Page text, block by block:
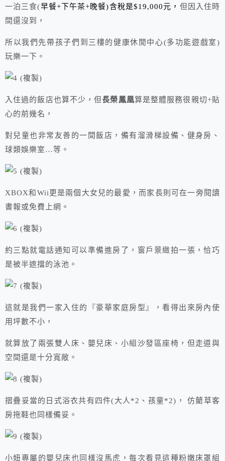
一泊三食(早餐+下午茶+晚餐)含稅是$19,000元， 但因入住時
間還沒到，
所以我們先帶孩子們到三樓的健康休閒中心(多功能遊戲室)
玩樂一下。
入住過的飯店也算不少，但長榮鳳凰算是整體服務很親切+貼
心的前幾名，
對兒童也非常友善的一間飯店，備有溜滑梯設備、健身房、
球類娛樂室…等。
XBOX和Wii更是兩個大女兒的最愛，而家長則可在一旁閱讀
書報或免費上網。
約三點就電話通知可以準備進房了，窗戶景緻拍一張，恰巧
是被半遮擋的泳池。
這就是我們一家入住的『豪華家庭房型』，看得出來房內使
用坪數不小，
就算放了兩張雙人床、嬰兒床、小組沙發區座椅，但走道與
空間還是十分寬敞。
摺疊妥當的日式浴衣共有四件(大人*2、孩童*2)， 仿藺草客
房拖鞋也同樣備妥。
小妞專屬的嬰兒床也同樣沒馬虎，每次看見這種粉嫩床罩組